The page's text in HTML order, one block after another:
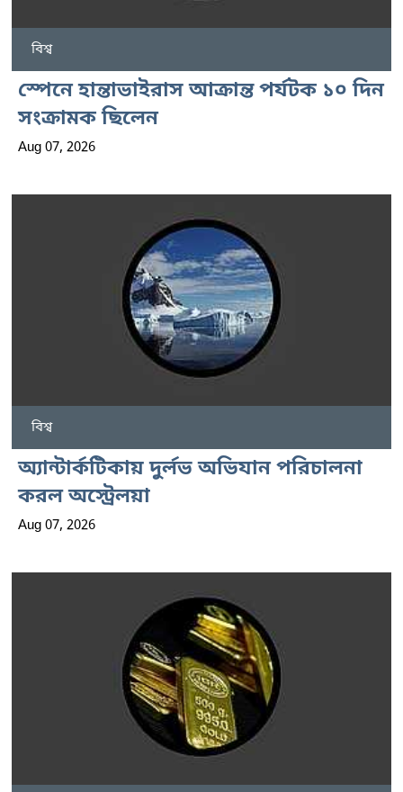
বিশ্ব
স্পেনে হান্তাভাইরাস আক্রান্ত পর্যটক ১০ দিন
সংক্রামক ছিলেন
Aug 07, 2026
বিশ্ব
অ্যান্টার্কটিকায় দুর্লভ অভিযান পরিচালনা
করল অস্ট্রেলয়া
Aug 07, 2026